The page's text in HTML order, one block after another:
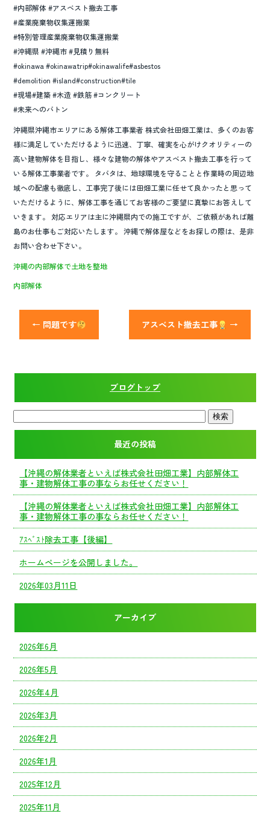
#内部解体 #アスベスト撤去工事
#産業廃棄物収集運搬業
#特別管理産業廃棄物収集運搬業
#沖縄県 #沖縄市 #見積り無料
#okinawa #okinawatrip#okinawalife#asbestos
#demolition #island#construction#tile
#現場#建築 #木造 #鉄筋 #コンクリート
#未来へのバトン
沖縄県沖縄市エリアにある解体工事業者 株式会社田畑工業は、多くのお客
様に満足していただけるように迅速、丁寧、確実を心がけクオリティーの
高い建物解体を目指し、様々な建物の解体やアスベスト撤去工事を行って
いる解体工事業者です。 タバタは、地球環境を守ることと作業時の周辺地
域への配慮も徹底し、工事完了後には田畑工業に任せて良かったと思って
いただけるように、解体工事を通じてお客様のご要望に真摯にお答えして
いきます。 対応エリアは主に沖縄県内での施工ですが、ご依頼があれば離
島のお仕事もご対応いたします。 沖縄で解体屋などをお探しの際は、是非
お問い合わせ下さい。
沖縄の内部解体で土地を整地
内部解体
← 問題です アスベスト撤去工事 →
ブログトップ
最近の投稿
【沖縄の解体業者といえば株式会社田畑工業】内部解体工
事・建物解体工事の事ならお任せください！
【沖縄の解体業者といえば株式会社田畑工業】内部解体工
事・建物解体工事の事ならお任せください！
ｱｽﾍﾞｽﾄ除去工事【後編】
ホームページを公開しました。
2026年03月11日
アーカイブ
2026年6月
2026年5月
2026年4月
2026年3月
2026年2月
2026年1月
2025年12月
2025年11月